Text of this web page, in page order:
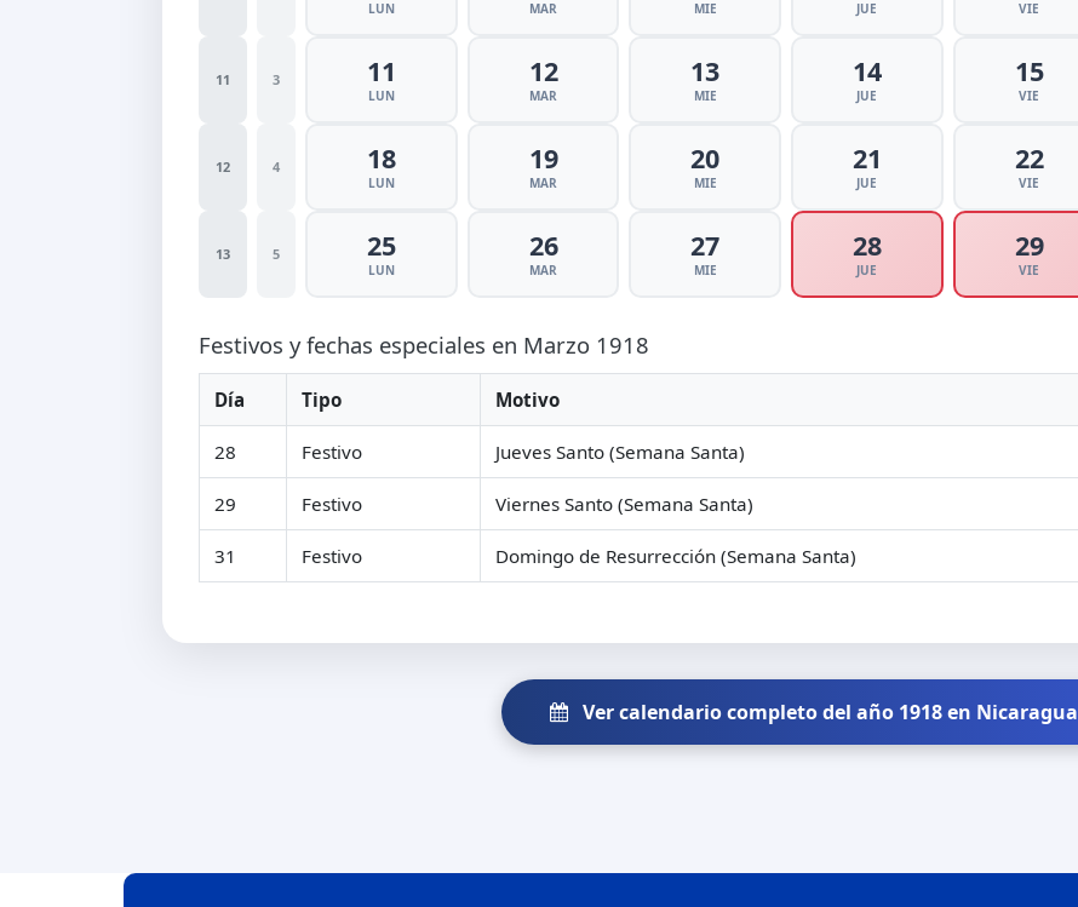
LUN MAR MIE JUE VIE
11 3 11
LUN
12
MAR
13
MIE
14
JUE
15
VIE
12 4 18
LUN
19
MAR
20
MIE
21
JUE
22
VIE
13 5 25
LUN
26
MAR
27
MIE
28
JUE
29
VIE
Festivos y fechas especiales en Marzo 1918
Día Tipo Motivo
28 Festivo Jueves Santo (Semana Santa)
29 Festivo Viernes Santo (Semana Santa)
31 Festivo Domingo de Resurrección (Semana Santa)
Ver calendario completo del año 1918 en Nicaragua